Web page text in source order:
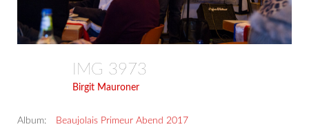
IMG 3973
Birgit Mauroner
Album: Beaujolais Primeur Abend 2017